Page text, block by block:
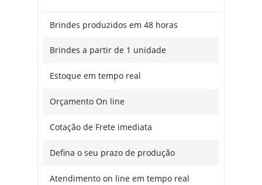
Brindes produzidos em 48 horas
Brindes a partir de 1 unidade
Estoque em tempo real
Orçamento On line
Cotação de Frete imediata
Defina o seu prazo de produção
Atendimento on line em tempo real